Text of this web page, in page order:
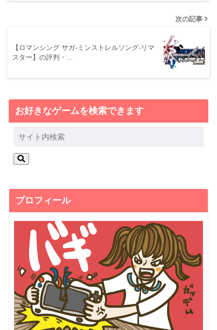
次の記事
【ロマンシング サガ-ミンストレルソング-リマ
スター】の評判・…
お好きなゲームを検索できます
プロフィール